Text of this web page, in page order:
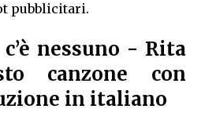
pubblicitari.
nessuno - Rita
canzone con
in italiano